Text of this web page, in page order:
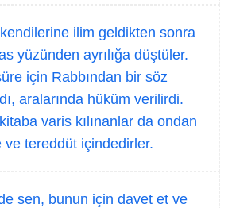
ilim geldikten sonra
yüzünden ayrılığa düştüler.
için Rabbından bir söz
aralarında hüküm verilirdi.
varis kılınanlar da ondan
ve tereddüt içindedirler.
sen, bunun için davet et ve